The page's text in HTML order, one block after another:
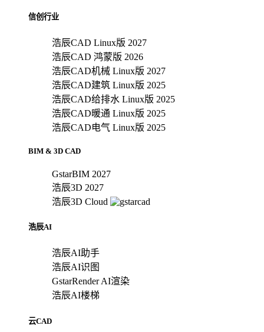
信创行业
浩辰CAD Linux版 2027
浩辰CAD 鸿蒙版 2026
浩辰CAD机械 Linux版 2027
浩辰CAD建筑 Linux版 2025
浩辰CAD给排水 Linux版 2025
浩辰CAD暖通 Linux版 2025
浩辰CAD电气 Linux版 2025
BIM & 3D CAD
GstarBIM 2027
浩辰3D 2027
浩辰3D Cloud
浩辰AI
浩辰AI助手
浩辰AI识图
GstarRender AI渲染
浩辰AI楼梯
云CAD